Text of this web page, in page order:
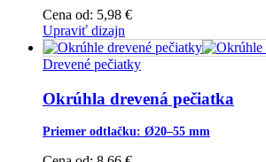
Cena od: 5,98 €
Upraviť dizajn
Drevené pečiatky
Okrúhla drevená pečiatka
Priemer odtlačku: Ø20–55 mm